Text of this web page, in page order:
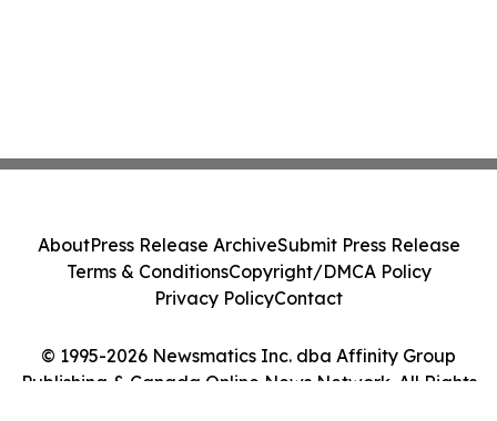
© 1995-2026 Newsmatics Inc. dba Affinity Group
Publishing & Canada Online News Network. All Rights
AboutPress Release ArchiveSubmit Press Release
Terms & ConditionsCopyright/DMCA Policy
Privacy PolicyContact